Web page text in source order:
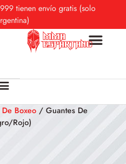
tienen envío gratis (solo
Boxeo / Guantes De
Rojo)